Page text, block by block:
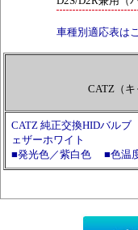
車種別適応表は
CATZ（
CATZ 純正交換HIDバル
ェザーホワイト
■発光色／紫白色 ■色温